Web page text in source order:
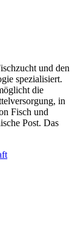
und den
spezialisiert.
die
in
Fisch und
Post. Das